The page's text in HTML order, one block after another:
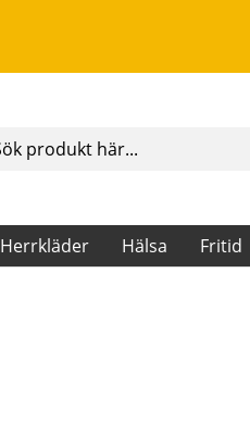
Herrkläder Hälsa Fritid